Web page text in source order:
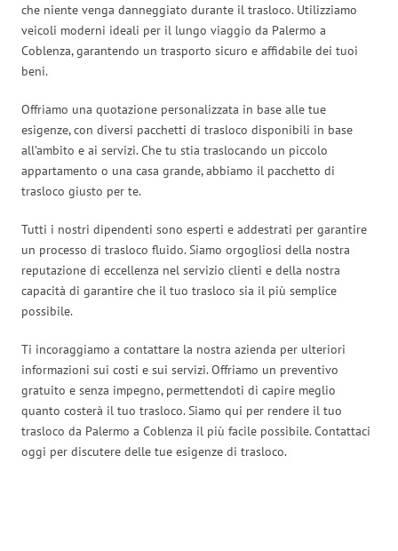
che niente venga danneggiato durante il trasloco. Utilizziamo
veicoli moderni ideali per il lungo viaggio da Palermo a
Coblenza, garantendo un trasporto sicuro e affidabile dei tuoi
beni.
Offriamo una quotazione personalizzata in base alle tue
esigenze, con diversi pacchetti di trasloco disponibili in base
all’ambito e ai servizi. Che tu stia traslocando un piccolo
appartamento o una casa grande, abbiamo il pacchetto di
trasloco giusto per te.
Tutti i nostri dipendenti sono esperti e addestrati per garantire
un processo di trasloco fluido. Siamo orgogliosi della nostra
reputazione di eccellenza nel servizio clienti e della nostra
capacità di garantire che il tuo trasloco sia il più semplice
possibile.
Ti incoraggiamo a contattare la nostra azienda per ulteriori
informazioni sui costi e sui servizi. Offriamo un preventivo
gratuito e senza impegno, permettendoti di capire meglio
quanto costerà il tuo trasloco. Siamo qui per rendere il tuo
trasloco da Palermo a Coblenza il più facile possibile. Contattaci
oggi per discutere delle tue esigenze di trasloco.